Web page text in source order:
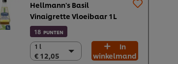
Hellmann's Basil
Vinaigrette Vloeibaar 1L
18 PUNTEN
1 l
€ 12,05
1 l
€ 12,05
winkelmand